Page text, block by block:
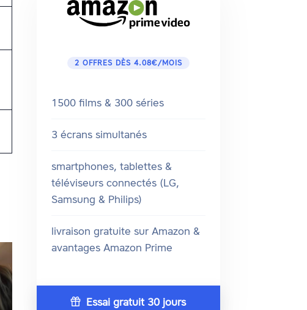
2 OFFRES DÈS 4.08€/MOIS
1500 films & 300 séries
3 écrans simultanés
smartphones, tablettes &
téléviseurs connectés (LG,
Samsung & Philips)
livraison gratuite sur Amazon &
avantages Amazon Prime
Essai gratuit 30 jours